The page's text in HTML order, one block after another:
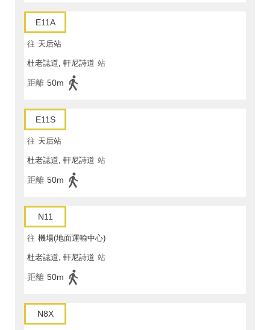
E11A
往 天后站
杜老誌道, 軒尼詩道 站
距離 50m
E11S
往 天后站
杜老誌道, 軒尼詩道 站
距離 50m
N11
往 機場(地面運輸中心)
杜老誌道, 軒尼詩道 站
距離 50m
N8X